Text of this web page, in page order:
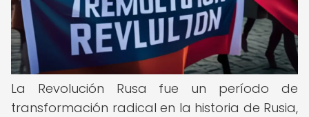
La Revolución Rusa fue un período de
transformación radical en la historia de Rusia,